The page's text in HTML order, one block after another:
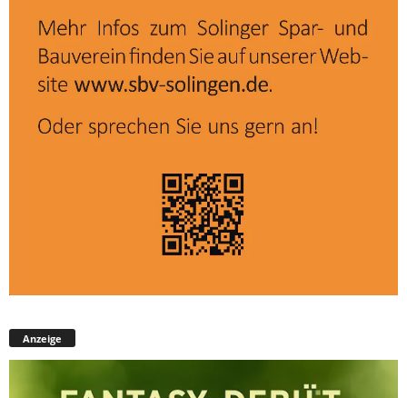
Anzeige